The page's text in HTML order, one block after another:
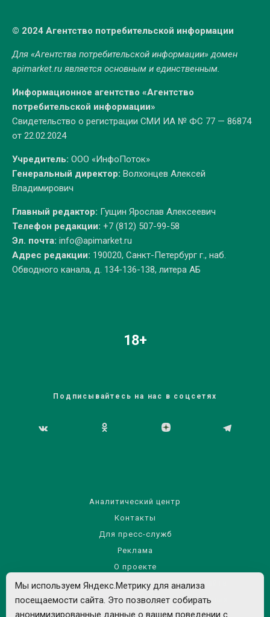
© 2024 Агентство потребительской информации
Для «Агентства потребительской информации» домен
apimarket.ruявляется основным и единственным.
Информационное агентство «Агентство
потребительской информации»
Свидетельство о регистрации СМИ ИА № ФС 77 — 86874
от 22.02.2024
Учредитель: ООО «ИнфоПоток»
Генеральный директор: Волхонцев Алексей
Владимирович
Главный редактор: Гущин Ярослав Алексеевич
Телефон редакции: +7 (812) 507-99-58
Эл. почта: info@apimarket.ru
Адрес редакции: 190020, Санкт-Петербург г., наб.
Обводного канала, д. 134-136-138, литера АБ
18+
Подписывайтесь на нас в соцсетях
Аналитический центр
Контакты
Для пресс-служб
Реклама
О проекте
Правила использования материалов сайта
Политика обработки персональных данных
Мы используем Яндекс.Метрику для анализа
посещаемости сайта. Это позволяет собирать
анонимизированные данные о вашем поведении с